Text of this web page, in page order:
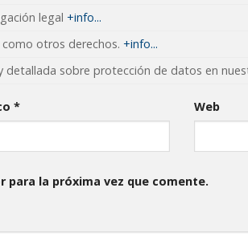
legal +info...
otros derechos. +info...
detallada sobre protección de datos en
* Web
para la próxima vez que comente.